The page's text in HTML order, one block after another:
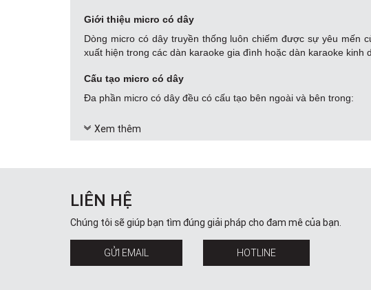
Giới thiệu micro có dây
Dòng micro có dây truyền thống luôn chiếm được sự yêu
xuất hiện trong các dàn karaoke gia đình hoặc dàn karaoke kinh
Cấu tạo micro có dây
Đa phần micro có dây đều có cấu tạo bên ngoài và bên trong:
công tắc điều chỉnh và phần đuôi, với micro có dây thì đây
Micro có dây gồm nhiều loại như micro solo, micro nhạc cụ,
Có nên sử dụng micro có dây?
Trên thị trường hiện nay có vô vàn những mẫu micro không
những ưu điểm riêng.
Có thể kể ra những ưu điểm sau:
Xem thêm
LIÊN HỆ
Chúng tôi sẽ giúp bạn tìm đúng giải pháp cho đam mê của bạn.
GỬI EMAIL HOTLINE